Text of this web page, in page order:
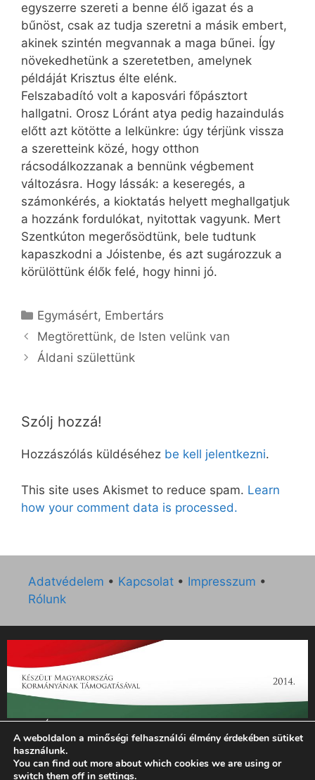
egyszerre szereti a benne élő igazat és a
bűnöst, csak az tudja szeretni a másik embert,
akinek szintén megvannak a maga bűnei. Így
növekedhetünk a szeretetben, amelynek
példáját Krisztus élte elénk.
Felszabadító volt a kaposvári főpásztort
hallgatni. Orosz Lóránt atya pedig hazaindulás
előtt azt kötötte a lelkünkre: úgy térjünk vissza
a szeretteink közé, hogy otthon
rácsodálkozzanak a bennünk végbement
változásra. Hogy lássák: a keseregés, a
számonkérés, a kioktatás helyett meghallgatjuk
a hozzánk fordulókat, nyitottak vagyunk. Mert
Szentkúton megerősödtünk, bele tudtunk
kapaszkodni a Jóistenbe, és azt sugározzuk a
körülöttünk élők felé, hogy hinni jó.
Kategória
Egymásért, Embertárs
Megtörettünk, de Isten velünk van
Áldani születtünk
Szólj hozzá!
Hozzászólás küldéséhez be kell jelentkezni.
This site uses Akismet to reduce spam. Learn
how your comment data is processed.
Adatvédelem • Kapcsolat • Impresszum •
Rólunk
„Az Új Ember katolikus hetilap 2014. évi működésének
támogatását az EGYH-KCP-14-P-0121 sz. támogatási
szerződés keretében 3 000 000 Ft összegben támogatta az
Emberi Erőforrások Minisztériuma.”
A weboldalon a minőségi felhasználói élmény érdekében sütiket
használunk.
You can find out more about which cookies we are using or
switch them off in settings.